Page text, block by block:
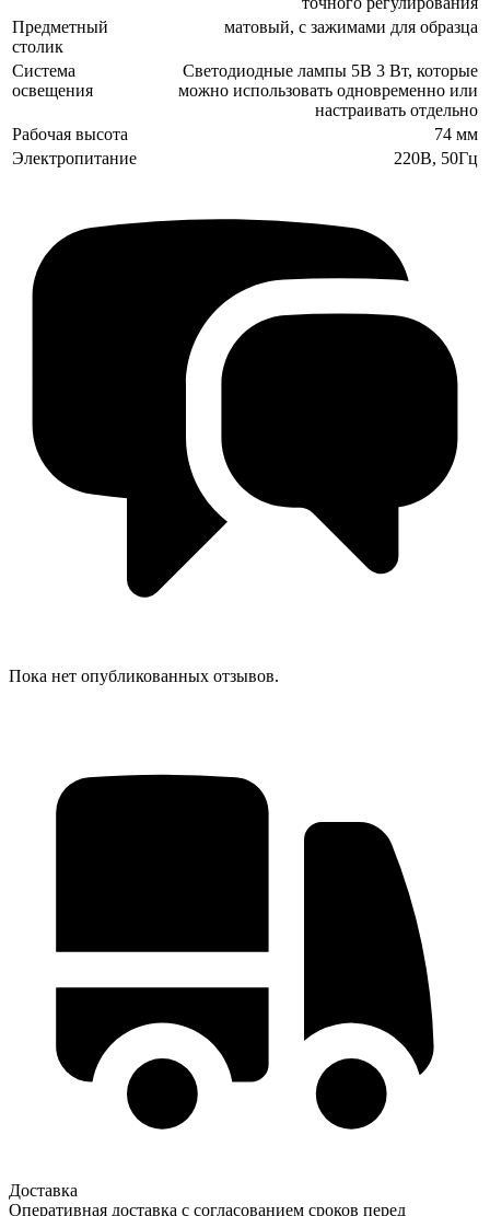
Предметный
столик
матовый, с зажимами для образца
Система
освещения
Светодиодные лампы 5В 3 Вт, которые
можно использовать одновременно или
настраивать отдельно
Рабочая высота
74 мм
Электропитание
220В, 50Гц
Пока нет опубликованных отзывов.
Доставка
Оперативная доставка с согласованием сроков перед